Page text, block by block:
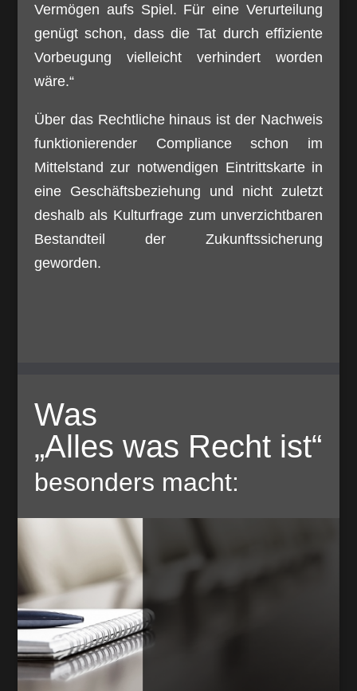
Vermögen aufs Spiel. Für eine Verurteilung
genügt schon, dass die Tat durch effiziente
Vorbeugung vielleicht verhindert worden
wäre.“
Über das Rechtliche hinaus ist der Nachweis
funktionierender Compliance schon im
Mittelstand zur notwendigen Eintrittskarte in
eine Geschäftsbeziehung und nicht zuletzt
deshalb als Kulturfrage zum unverzichtbaren
Bestandteil der Zukunftssicherung
geworden.
Was
„Alles was Recht ist“
besonders macht: